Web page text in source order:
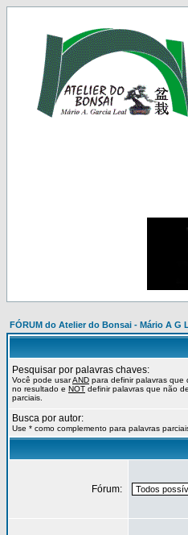
FÓRUM do Atelier do Bonsai - Mário A G
Pesquisar por palavras chaves:
Você pode usarAND para definir palavras que
no resultado e NOT definir palavras que não
parciais.
Busca por autor:
Use * como complemento para palavras
Fórum: